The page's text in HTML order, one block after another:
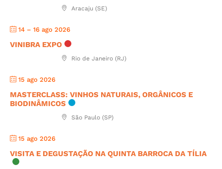
Aracaju (SE)
14 – 16 ago 2026
VINIBRA EXPO
Rio de Janeiro (RJ)
15 ago 2026
MASTERCLASS: VINHOS NATURAIS, ORGÂNICOS E
BIODINÂMICOS
São Paulo (SP)
15 ago 2026
VISITA E DEGUSTAÇÃO NA QUINTA BARROCA DA TÍLIA